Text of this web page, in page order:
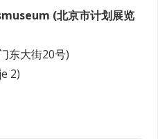
(北京市计划展览
东大街20号)
2)